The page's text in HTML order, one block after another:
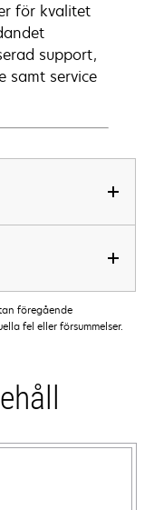
för kvalitet
support,
samt service
föregående
fel eller försummelser.